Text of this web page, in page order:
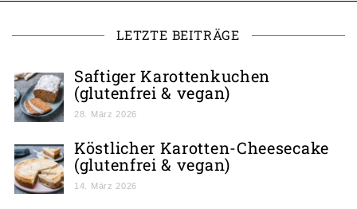
LETZTE BEITRÄGE
Saftiger Karottenkuchen
(glutenfrei & vegan)
28. März 2026
Köstlicher Karotten-Cheesecake
(glutenfrei & vegan)
14. März 2026